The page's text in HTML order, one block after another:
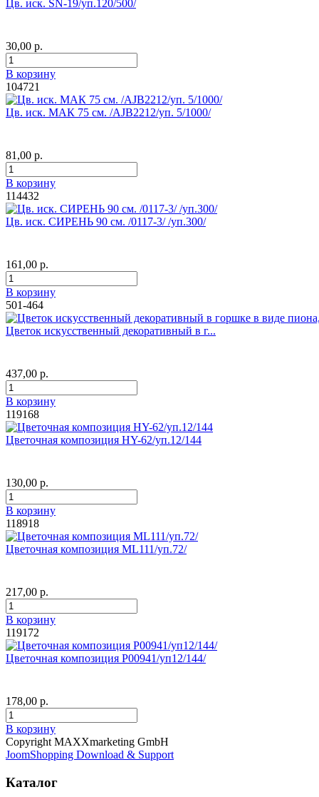
Цв. иск. SN-19/уп.120/500/
30,00 р.
В корзину
104721
Цв. иск. МАК 75 см. /AJB2212/уп. 5/1000/
81,00 р.
В корзину
114432
Цв. иск. СИРЕНЬ 90 см. /0117-3/ /уп.300/
161,00 р.
В корзину
501-464
Цветок искусственный декоративный в г...
437,00 р.
В корзину
119168
Цветочная композиция HY-62/уп.12/144
130,00 р.
В корзину
118918
Цветочная композиция ML111/уп.72/
217,00 р.
В корзину
119172
Цветочная композиция Р00941/уп12/144/
178,00 р.
В корзину
Copyright MAXXmarketing GmbH
JoomShopping Download & Support
Каталог